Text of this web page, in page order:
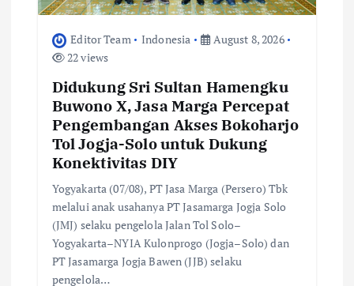
Editor Team Indonesia
August 8, 2026
22 views
Didukung Sri Sultan Hamengku
Buwono X, Jasa Marga Percepat
Pengembangan Akses Bokoharjo
Tol Jogja-Solo untuk Dukung
Konektivitas DIY
Yogyakarta (07/08), PT Jasa Marga (Persero) Tbk
melalui anak usahanya PT Jasamarga Jogja Solo
(JMJ) selaku pengelola Jalan Tol Solo–
Yogyakarta–NYIA Kulonprogo (Jogja–Solo) dan
PT Jasamarga Jogja Bawen (JJB) selaku
pengelola…